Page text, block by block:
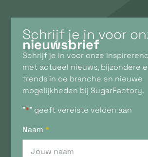
Schrijf je in voor
nieuwsbrief
Schrijf je in voor onze
met actueel nieuws, bijzondere
trends in de branche en nieuwe
mogelijkheden bij SugarFactory.
"*" geeft vereiste velden aan
Naam *